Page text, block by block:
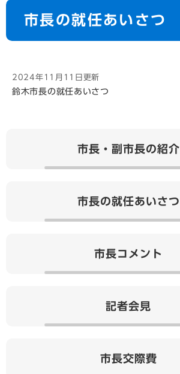
本
市長の就任あいさつ
2024年11月11日更新
鈴木市長の就任あいさつ
市長・副市長の紹介
市長の就任あいさつ
市長コメント
記者会見
市長交際費